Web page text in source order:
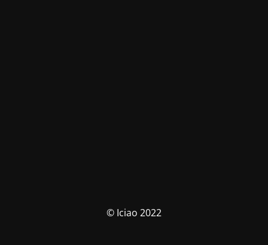
© Iciao 2022